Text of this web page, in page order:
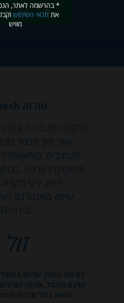
* בהרשמה לאתר,
אתתנאי השימוש
מוויש
מה זה Weesh?
פלטפורמת בניית
אתר תוך מספר
מעוצבים, מותאמים
ופשוטים לעריכה.
ייעוץ, ליווי
שיווק באינטרנט
ובינוניים.
זול
גם אם העסק שלכם
שלכם מוגבל, אנחנו מציעים
נוחות כולל תכנית